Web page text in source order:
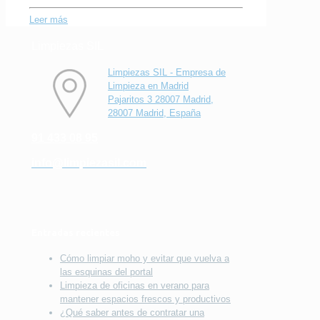
Leer más
Limpiezas SIL - Empresa de
Limpieza en Madrid
Pajaritos 3 28007 Madrid,
28007 Madrid, España
Cómo limpiar moho y evitar que vuelva a
las esquinas del portal
Limpieza de oficinas en verano para
mantener espacios frescos y productivos
¿Qué saber antes de contratar una